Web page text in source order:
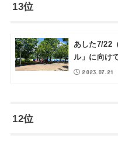
13位
あした7/22
ル」に向け
2023.07.21
12位